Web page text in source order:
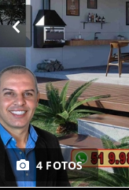
4 FOTOS